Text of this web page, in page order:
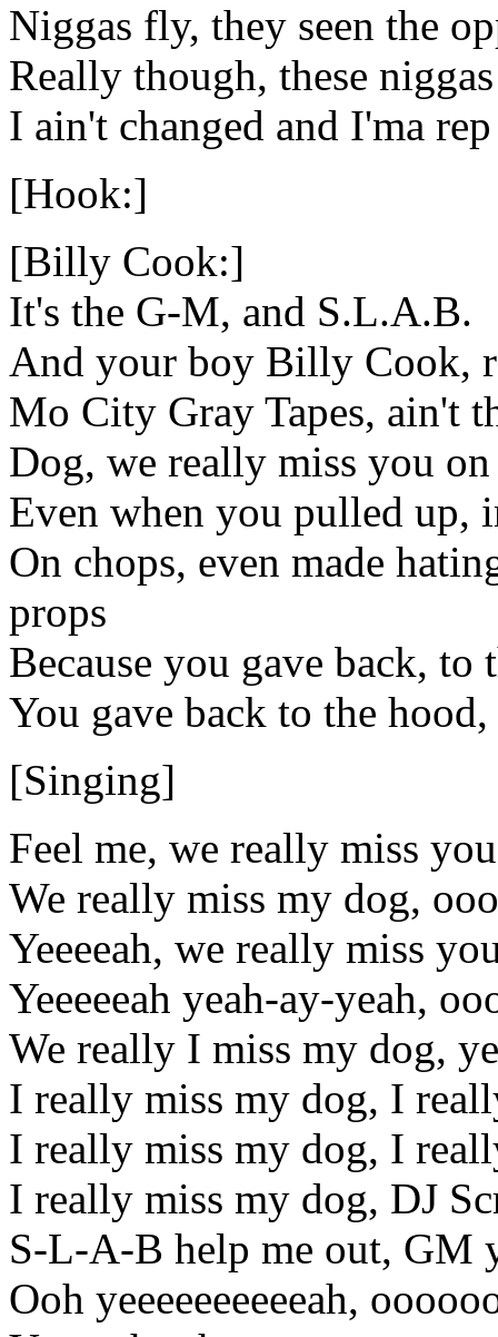
Niggas fly, they seen the
Really though, these
I ain't changed and I'ma
[Hook:]
[Billy Cook:]
It's the G-M, and S.L.A.B.
And your boy Billy Cook,
Mo City Gray Tapes, ain't
Dog, we really miss you
Even when you pulled up,
On chops, even made
props
Because you gave back, to
You gave back to the
[Singing]
Feel me, we really miss
We really miss my dog,
Yeeeeah, we really miss
Yeeeeeah yeah-ay-yeah,
We really I miss my dog,
I really miss my dog, I
I really miss my dog, I
I really miss my dog, DJ
S-L-A-B help me out, GM
Ooh yeeeeeeeeeeah,